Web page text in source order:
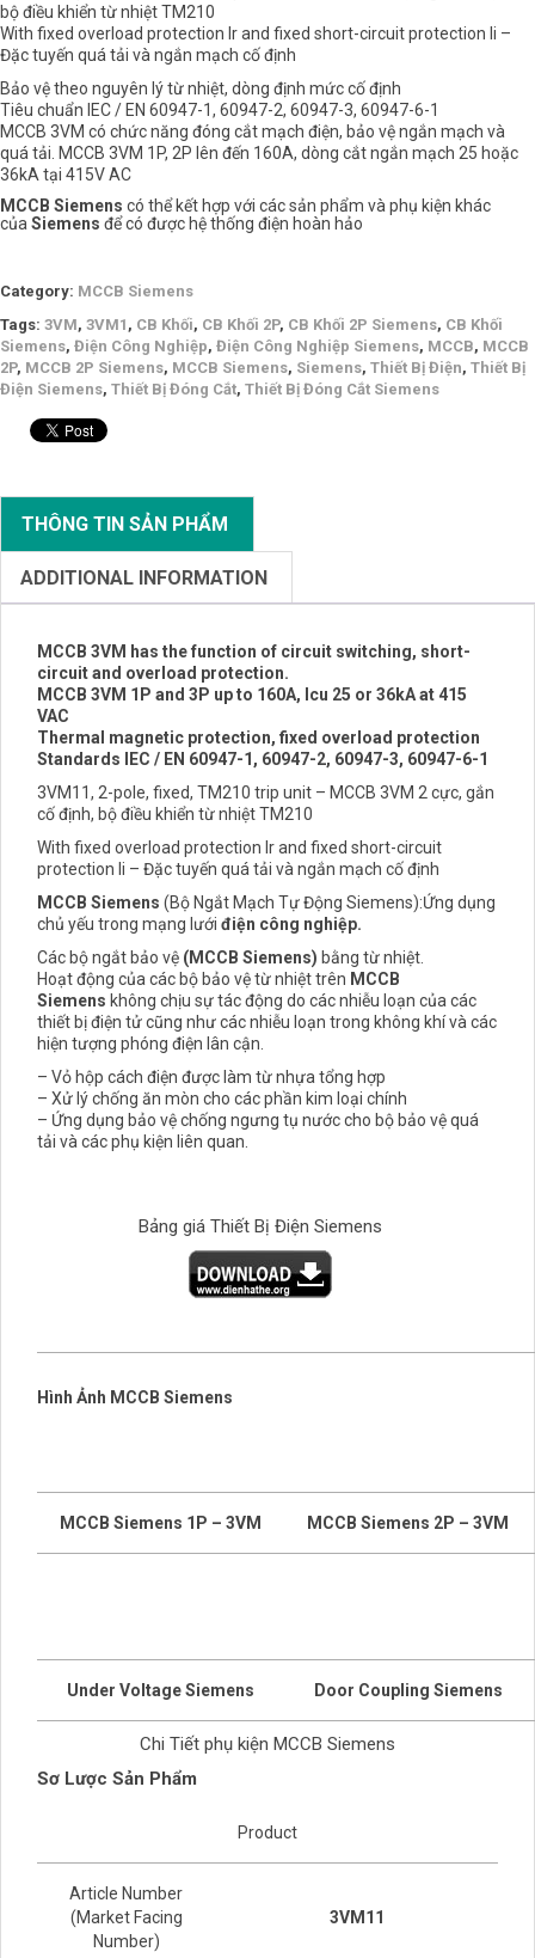
bộ điều khiển từ nhiệt TM210
With fixed overload protection Ir and fixed short-circuit protection Ii –
Đặc tuyến quá tải và ngắn mạch cố định
Bảo vệ theo nguyên lý từ nhiệt, dòng định mức cố định
Tiêu chuẩn IEC / EN 60947-1, 60947-2, 60947-3, 60947-6-1
MCCB 3VM có chức năng đóng cắt mạch điện, bảo vệ ngắn mạch và
quá tải. MCCB 3VM 1P, 2P lên đến 160A, dòng cắt ngắn mạch 25 hoặc
36kA tại 415V AC
MCCB Siemens có thể kết hợp với các sản phẩm và phụ kiện khác
của Siemens để có được hệ thống điện hoàn hảo
Category: MCCB Siemens
Tags: 3VM, 3VM1 , CB Khối, CB Khối 2P, CB Khối 2P Siemens, CB Khối
Siemens, Điện Công Nghiệp, Điện Công Nghiệp Siemens, MCCB, MCCB
2P, MCCB 2P Siemens, MCCB Siemens, Siemens, Thiết Bị Điện, Thiết Bị
Điện Siemens, Thiết Bị Đóng Cắt, Thiết Bị Đóng Cắt Siemens
THÔNG TIN SẢN PHẨM
ADDITIONAL INFORMATION
MCCB 3VM has the function of circuit switching, short-
circuit and overload protection.
MCCB 3VM 1P and 3P up to 160A, Icu 25 or 36kA at 415
VAC
Thermal magnetic protection, fixed overload protection
Standards IEC / EN 60947-1, 60947-2, 60947-3, 60947-6-1
3VM11, 2-pole, fixed, TM210 trip unit – MCCB 3VM 2 cực, gắn
cố định, bộ điều khiển từ nhiệt TM210
With fixed overload protection Ir and fixed short-circuit
protection Ii – Đặc tuyến quá tải và ngắn mạch cố định
MCCB Siemens (Bộ Ngắt Mạch Tự Động Siemens):Ứng dụng
chủ yếu trong mạng lưới điện công nghiệp.
Các bộ ngắt bảo vệ (MCCB Siemens) bằng từ nhiệt.
Hoạt động của các bộ bảo vệ từ nhiệt trên MCCB
Siemens không chịu sự tác động do các nhiễu loạn của các
thiết bị điện tử cũng như các nhiễu loạn trong không khí và các
hiện tượng phóng điện lân cận.
– Vỏ hộp cách điện được làm từ nhựa tổng hợp
– Xử lý chống ăn mòn cho các phần kim loại chính
– Ứng dụng bảo vệ chống ngưng tụ nước cho bộ bảo vệ quá
tải và các phụ kiện liên quan.
Bảng giá Thiết Bị Điện Siemens
Hình Ảnh MCCB Siemens
MCCB Siemens 1P – 3VM MCCB Siemens 2P – 3VM
Under Voltage Siemens Door Coupling Siemens
Chi Tiết phụ kiện MCCB Siemens
Sơ Lược Sản Phẩm
Product
Article Number
(Market Facing
Number)
3VM11